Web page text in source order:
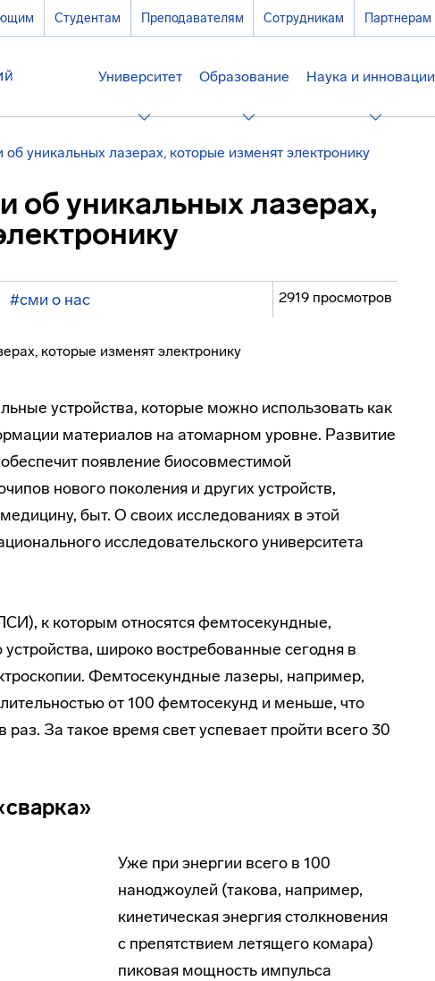
Студентам Преподавателям Сотрудникам Партнерам
Университет Образование Наука и инновации
уникальных лазерах, которые изменят электронику
об уникальных лазерах,
#сми о нас 2919 просмотров
устройства, которые можно использовать как
материалов на атомарном уровне. Развитие
появление биосовместимой
нового поколения и других устройств,
быт. О своих исследованиях в этой
исследовательского университета
к которым относятся фемтосекундные,
широко востребованные сегодня в
Фемтосекундные лазеры, например,
от 100 фемтосекунд и меньше, что
За такое время свет успевает пройти всего 30
Уже при энергии всего в 100
наноджоулей (такова, например,
кинетическая энергия столкновения
с препятствием летящего комара)
пиковая мощность импульса